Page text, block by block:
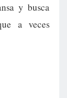
y busca
a veces